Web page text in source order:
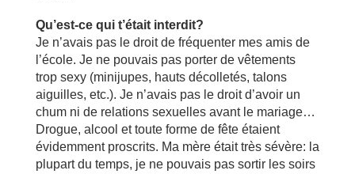
Qu’est-ce qui t’était interdit?
Je n’avais pas le droit de fréquenter mes amis de
l’école. Je ne pouvais pas porter de vêtements
trop sexy (minijupes, hauts décolletés, talons
aiguilles, etc.). Je n’avais pas le droit d’avoir un
chum ni de relations sexuelles avant le mariage…
Drogue, alcool et toute forme de fête étaient
évidemment proscrits. Ma mère était très sévère: la
plupart du temps, je ne pouvais pas sortir les soirs